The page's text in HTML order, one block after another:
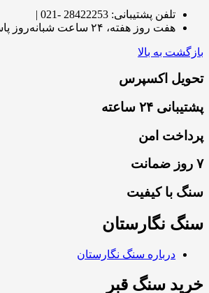
تلفن پشتیبانی: 28422253 -021 |
هفت روز هفته، ۲۴ ساعت شبانه‌روز پاسخگوی شما هستیم.
بازگشت به بالا
تحویل اکسپرس
پشتیبانی ۲۴ ساعته
پرداخت امن
۷ روز ضمانت
سنگ با کیفیت
سنگ نگارستان
درباره سنگ نگارستان
خرید سنگ قبر